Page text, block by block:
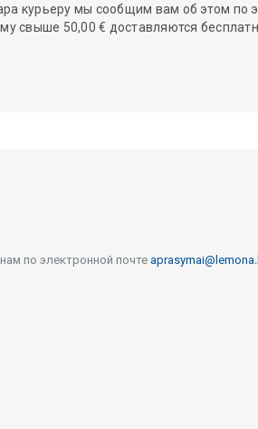
курьеру мы сообщим вам об этом по
свыше 50,00 € доставляются
по электронной почте